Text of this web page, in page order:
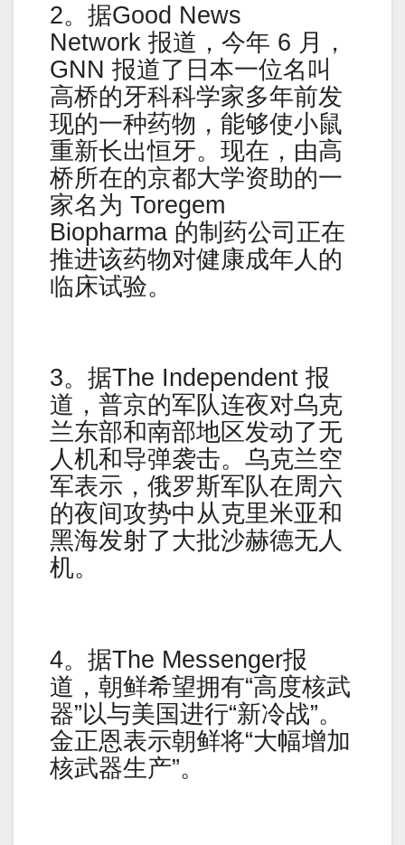
2。据Good News
Network 报道，今年 6 月，
GNN 报道了日本一位名叫
高桥的牙科科学家多年前发
现的一种药物，能够使小鼠
重新长出恒牙。现在，由高
桥所在的京都大学资助的一
家名为 Toregem
Biopharma 的制药公司正在
推进该药物对健康成年人的
临床试验。
3。据The Independent 报
道，普京的军队连夜对乌克
兰东部和南部地区发动了无
人机和导弹袭击。乌克兰空
军表示，俄罗斯军队在周六
的夜间攻势中从克里米亚和
黑海发射了大批沙赫德无人
机。
4。据The Messenger报
道，朝鲜希望拥有“高度核武
器”以与美国进行“新冷战”。
金正恩表示朝鲜将“大幅增加
核武器生产”。